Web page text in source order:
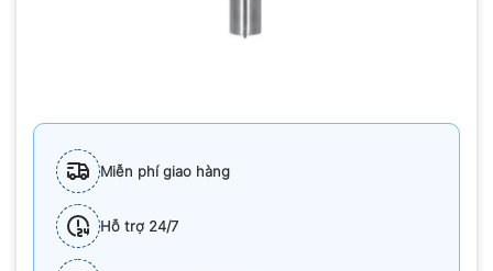
Miễn phí giao hàng
Hỗ trợ 24/7